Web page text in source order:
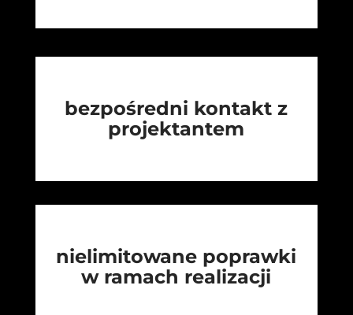
bezpośredni kontakt z
projektantem
nielimitowane poprawki
w ramach realizacji